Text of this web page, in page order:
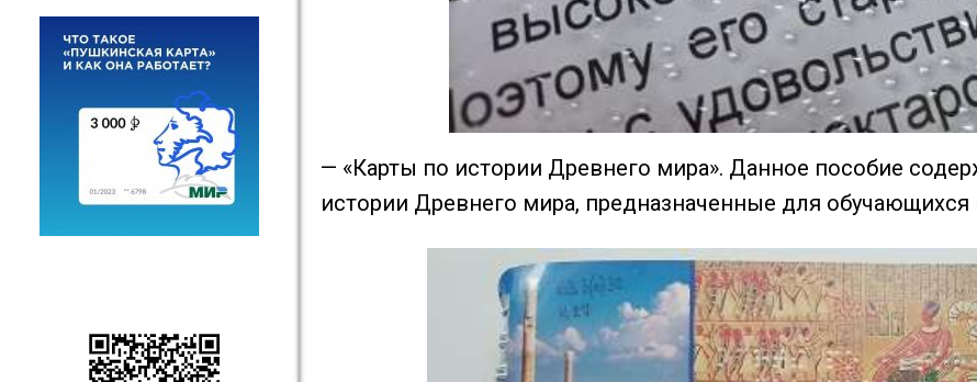
— «Карты по истории Древнего мира». Данное пособие
истории Древнего мира, предназначенные для обучающихся